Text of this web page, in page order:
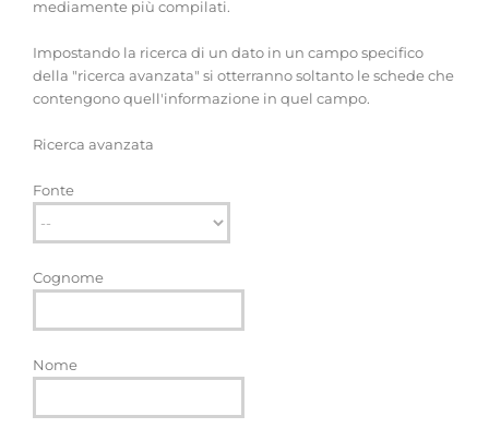
mediamente più compilati.
Impostando la ricerca di un dato in un campo specifico
della "ricerca avanzata" si otterranno soltanto le schede che
contengono quell'informazione in quel campo.
Ricerca avanzata
Fonte
Cognome
Nome